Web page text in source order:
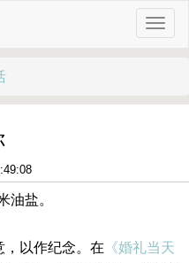
油盐。
，以作纪念。在 《婚礼当天